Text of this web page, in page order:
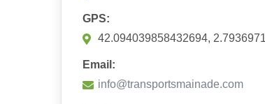
GPS:
42.094039858432694,
Email:
info@transportsmainade.com